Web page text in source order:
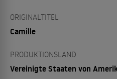
ORIGINALTITEL
Camille
PRODUKTIONSLAND
Vereinigte Staaten von